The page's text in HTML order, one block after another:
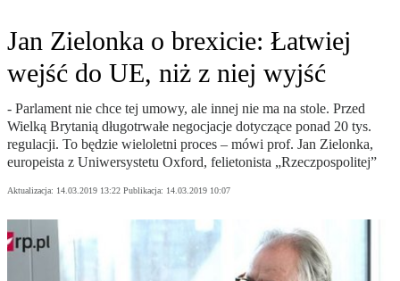
Jan Zielonka o brexicie: Łatwiej
wejść do UE, niż z niej wyjść
- Parlament nie chce tej umowy, ale innej nie ma na stole. Przed
Wielką Brytanią długotrwałe negocjacje dotyczące ponad 20 tys.
regulacji. To będzie wieloletni proces – mówi prof. Jan Zielonka,
europeista z Uniwersystetu Oxford, felietonista „Rzeczpospolitej”
Aktualizacja: 14.03.2019 13:22 Publikacja: 14.03.2019 10:07